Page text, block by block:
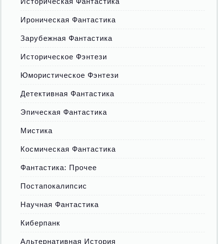
Ироническая Фантастика
Зарубежная Фантастика
Историческое Фэнтези
Юмористическое Фэнтези
Детективная Фантастика
Эпическая Фантастика
Мистика
Космическая Фантастика
Фантастика: Прочее
Постапокалипсис
Научная Фантастика
Киберпанк
Альтернативная История